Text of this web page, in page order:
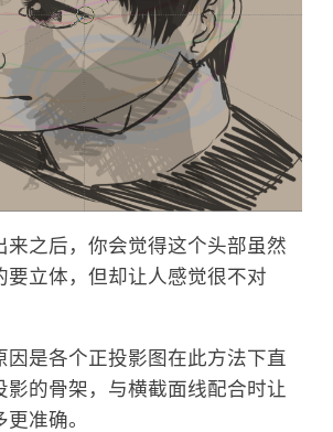
来之后，你会觉得这个头部虽然
要立体，但却让人感觉很不对
因是各个正投影图在此方法下直
影的骨架，与横截面线配合时让
准确。